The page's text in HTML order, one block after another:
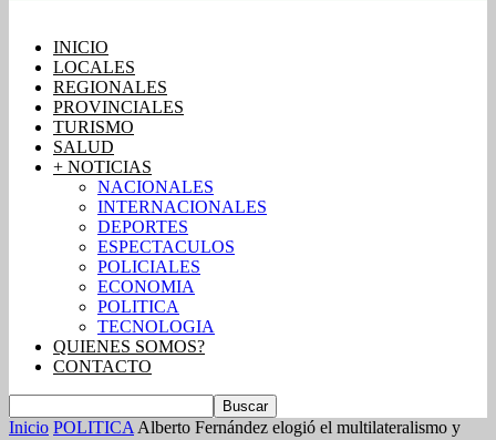
INICIO
LOCALES
REGIONALES
PROVINCIALES
TURISMO
SALUD
+ NOTICIAS
NACIONALES
INTERNACIONALES
DEPORTES
ESPECTACULOS
POLICIALES
ECONOMIA
POLITICA
TECNOLOGIA
QUIENES SOMOS?
CONTACTO
Inicio POLITICA Alberto Fernández elogió el multilateralismo y